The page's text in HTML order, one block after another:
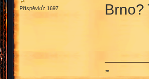
Příspěvků: 1697 Brno?
♒